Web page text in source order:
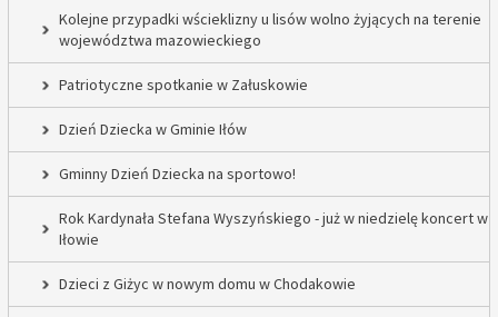
Kolejne przypadki wścieklizny u lisów wolno żyjących na terenie
województwa mazowieckiego
Patriotyczne spotkanie w Załuskowie
Dzień Dziecka w Gminie Iłów
Gminny Dzień Dziecka na sportowo!
Rok Kardynała Stefana Wyszyńskiego - już w niedzielę koncert w
Iłowie
Dzieci z Giżyc w nowym domu w Chodakowie